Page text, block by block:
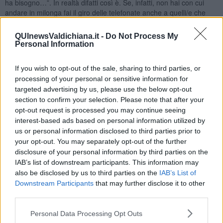
QUInewsValdichiana.it - Do Not Process My
Personal Information
If you wish to opt-out of the sale, sharing to third parties, or
processing of your personal or sensitive information for
targeted advertising by us, please use the below opt-out
section to confirm your selection. Please note that after your
opt-out request is processed you may continue seeing
interest-based ads based on personal information utilized by
us or personal information disclosed to third parties prior to
your opt-out. You may separately opt-out of the further
disclosure of your personal information by third parties on the
IAB’s list of downstream participants. This information may
also be disclosed by us to third parties on the IAB’s List of
Downstream Participants that may further disclose it to other
Personal Data Processing Opt Outs
ha bisogno…”. In realtà difatti così è. Se, infatti, non hai con cui
andare in milonga fai il giro delle telefonate anche a quelli/e che
ho trovato nessuno) e altrettanto tacitamente si accetta la
telefonata senza esprimere giudizi (so che mi hai chiamato perché
Oggi è scientificamente provato che itangueriper conservare
condizioni di benessere hanno bisogno di soddisfare la loro voglia
di andare a ballare. Questo bisogno è indispensabile per avere uno
sviluppo tanguero complessivamente buono. Le esperienze di base
sono quelle che determinano il futuro di un ballerino di tango e
rappresentano i “mattoni” su cui il tanguero costruirà e svilupperà
tutto il suo essere.
Ai leader delle bandepertanto faccio notare che sono
responsabili in qualche modo dei loro membri specie quelli novelli
appena entrati a far parte di questo mondo. Buon tango!
Maria Caruso